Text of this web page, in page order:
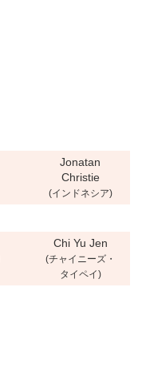
Jonatan
Christie
(インドネシア)
Chi Yu Jen
(チャイニーズ・
タイペイ)